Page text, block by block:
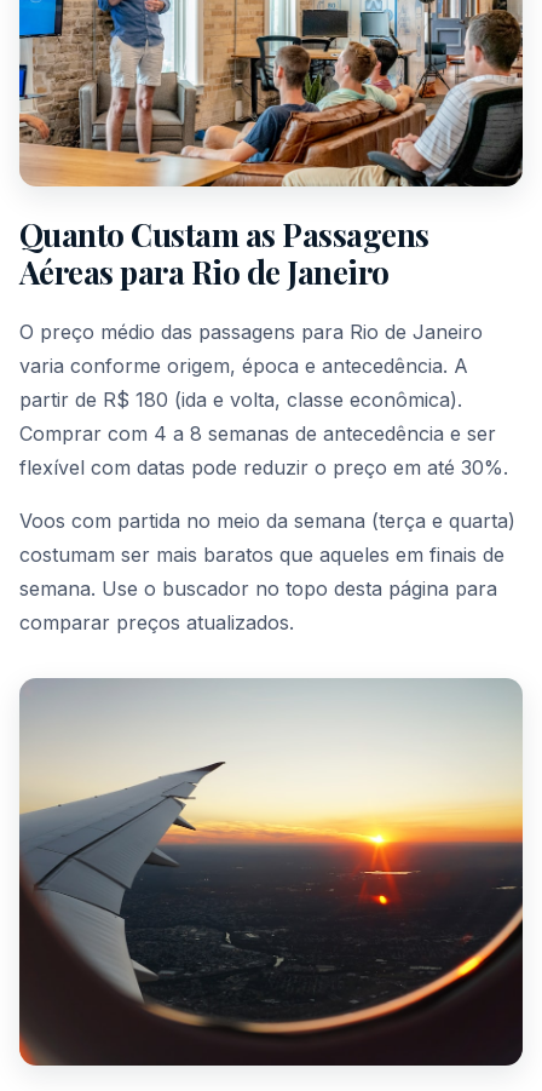
Quanto Custam as Passagens
Aéreas para Rio de Janeiro
O preço médio das passagens para Rio de Janeiro
varia conforme origem, época e antecedência. A
partir de R$ 180 (ida e volta, classe econômica).
Comprar com 4 a 8 semanas de antecedência e ser
flexível com datas pode reduzir o preço em até 30%.
Voos com partida no meio da semana (terça e quarta)
costumam ser mais baratos que aqueles em finais de
semana. Use o buscador no topo desta página para
comparar preços atualizados.